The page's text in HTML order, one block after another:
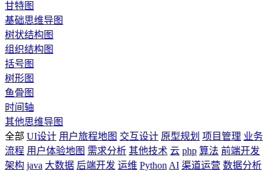
甘特图
基础思维导图
树状结构图
组织结构图
括号图
树形图
鱼骨图
时间轴
其他思维导图
全部 UI设计 用户旅程地图 交互设计 原型规划 项目管理 业务
流程 用户体验地图 需求分析 其他技术 云 php 算法 前端开发
架构 java 大数据 后端开发 运维 Python AI 渠道运营 数据分析